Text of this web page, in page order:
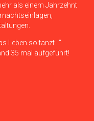
als einem Jahrzehnt
Leben so tanzt..."
35 mal aufgeführt!